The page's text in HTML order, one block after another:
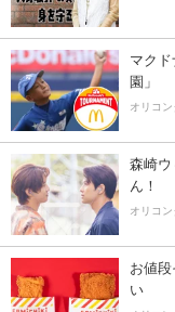
マク
園」
オリコ
森崎ウ
ん！
オリコ
お値
い